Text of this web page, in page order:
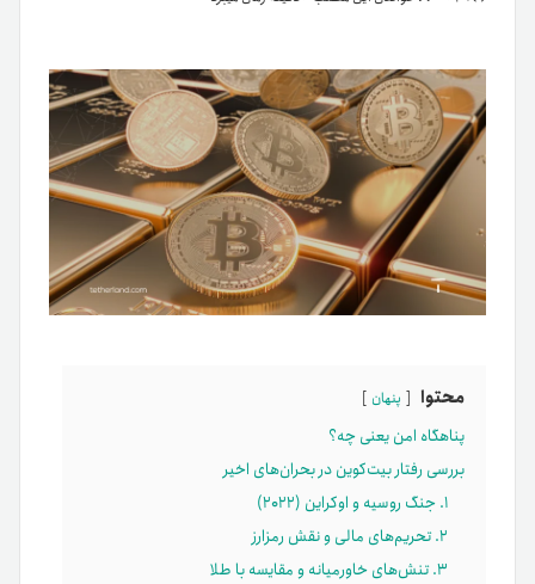
محتوا پنهان
پناهگاه امن یعنی چه؟
بررسی رفتار بیت‌کوین در بحران‌های اخیر
۱. جنگ روسیه و اوکراین (۲۰۲۲)
۲. تحریم‌های مالی و نقش رمزارز
۳. تنش‌های خاورمیانه و مقایسه با طلا